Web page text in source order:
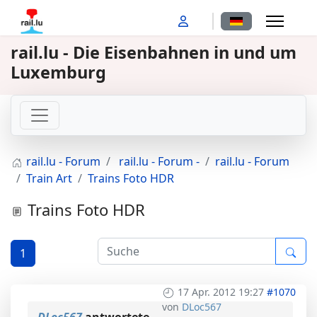
Sprache
rail.lu - Die Eisenbahnen in und um
Luxemburg
rail.lu - Forum rail.lu - Forum -
rail.lu - Forum
Train Art
Trains Foto HDR
Trains Foto HDR
1
17 Apr. 2012 19:27 #1070
von DLoc567